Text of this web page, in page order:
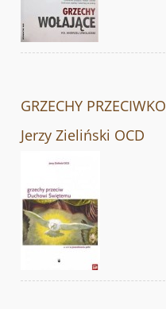
GRZECHY
Jerzy Zieliński OCD